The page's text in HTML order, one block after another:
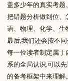
盖多少年的真实考
把错题分析做到位
语、物理、化学、生
最后,我们还会按不
每一位读者制定属
系的全局认识,可以
的备考框架中来理解。